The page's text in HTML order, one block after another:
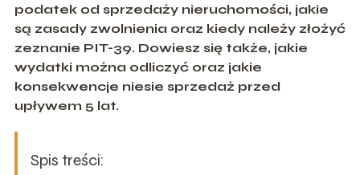
podatek od sprzedaży nieruchomości, jakie
są zasady zwolnienia oraz kiedy należy złożyć
zeznanie PIT-39. Dowiesz się także, jakie
wydatki można odliczyć oraz jakie
konsekwencje niesie sprzedaż przed
upływem 5 lat.
Spis treści: